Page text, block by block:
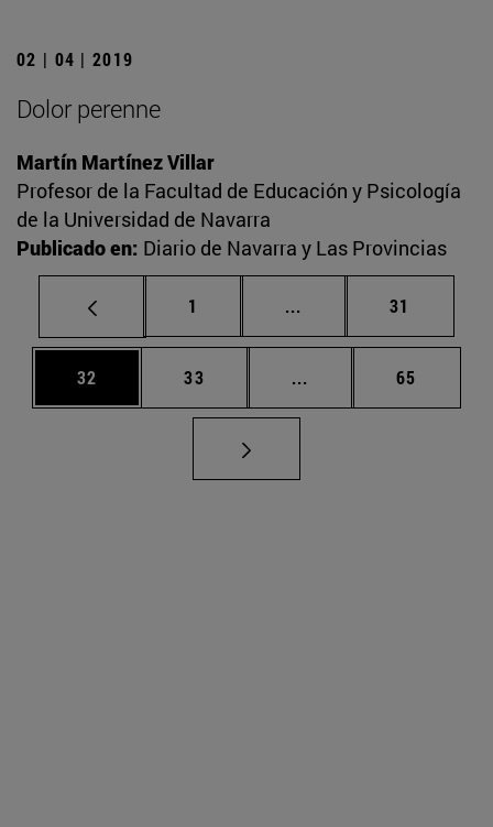
02 | 04 | 2019
Dolor perenne
Martín Martínez Villar
Profesor de la Facultad de Educación y Psicología
de la Universidad de Navarra
Publicado en: Diario de Navarra y Las Provincias
Página
1 ... Páginas intermedias
Página
31
Página
32 Página
33 ... Páginas intermedias
Página
65